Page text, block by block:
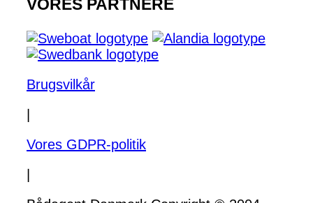
VORES PARTNERE
Brugsvilkår
Vores GDPR-politik